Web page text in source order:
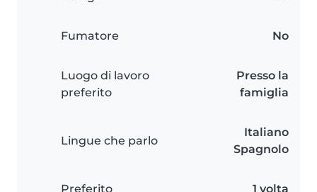
Fumatore No
Luogo di lavoro
preferito
Presso la
famiglia
Lingue che parlo
Italiano
Spagnolo
Preferito 1 volta